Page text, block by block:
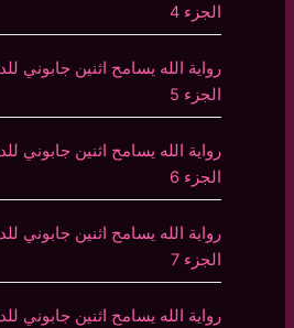
الجزء 4
رواية الله يسامح اثنين جابوني
الجزء 5
رواية الله يسامح اثنين جابوني
الجزء 6
رواية الله يسامح اثنين جابوني
الجزء 7
رواية الله يسامح اثنين جابوني